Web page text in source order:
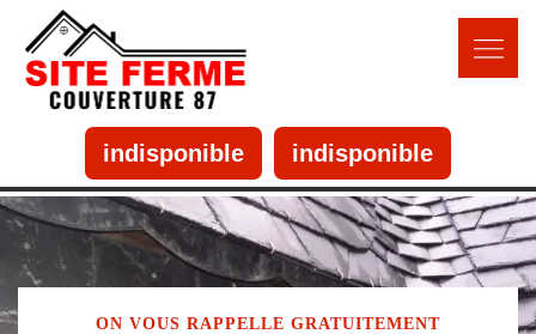
indisponible indisponible
ON VOUS RAPPELLE GRATUITEMENT